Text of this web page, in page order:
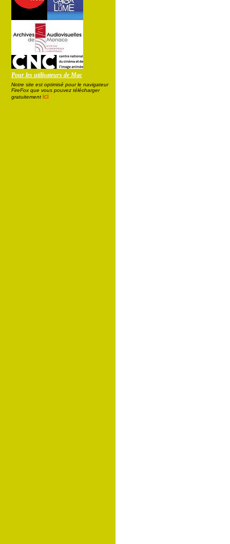
Pour les utilisateurs de Mac
Notre site est optimisé pour le navigateur
FireFox que vous pouvez télécharger
gratuitement ici